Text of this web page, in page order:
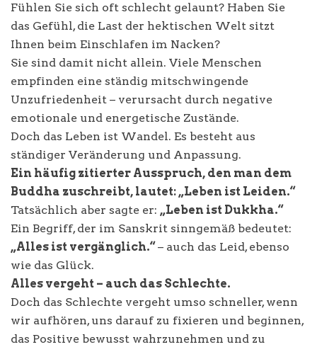
Fühlen Sie sich oft schlecht gelaunt? Haben Sie
das Gefühl, die Last der hektischen Welt sitzt
Ihnen beim Einschlafen im Nacken?
Sie sind damit nicht allein. Viele Menschen
empfinden eine ständig mitschwingende
Unzufriedenheit – verursacht durch negative
emotionale und energetische Zustände.
Doch das Leben ist Wandel. Es besteht aus
ständiger Veränderung und Anpassung.
Ein häufig zitierter Ausspruch, den man dem
Buddha zuschreibt, lautet: „Leben ist Leiden.“
Tatsächlich aber sagte er: „Leben ist Dukkha.“
Ein Begriff, der im Sanskrit sinngemäß bedeutet:
„Alles ist vergänglich.“ – auch das Leid, ebenso
wie das Glück.
Alles vergeht – auch das Schlechte.
Doch das Schlechte vergeht umso schneller, wenn
wir aufhören, uns darauf zu fixieren und beginnen,
das Positive bewusst wahrzunehmen und zu